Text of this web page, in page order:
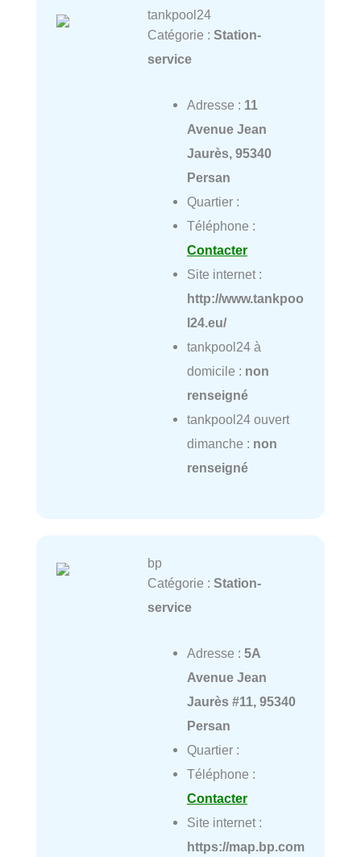
tankpool24
Catégorie : Station-
service
Adresse : 11
Avenue Jean
Jaurès, 95340
Persan
Quartier :
Téléphone :
Contacter
Site internet :
http://www.tankpoo
l24.eu/
tankpool24 à
domicile : non
renseigné
tankpool24 ouvert
dimanche : non
renseigné
bp
Catégorie : Station-
service
Adresse : 5A
Avenue Jean
Jaurès #11, 95340
Persan
Quartier :
Téléphone :
Contacter
Site internet :
https://map.bp.com